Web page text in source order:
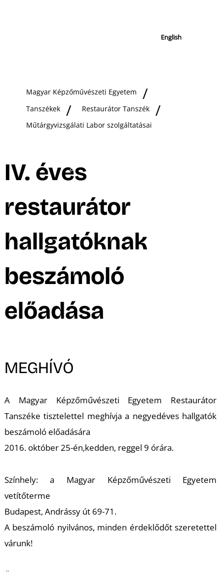
English
Magyar Képzőművészeti Egyetem
Tanszékek
Restaurátor Tanszék
Műtárgyvizsgálati Labor szolgáltatásai
IV. éves
restaurátor
hallgatóknak
beszámoló
előadása
MEGHÍVÓ
A Magyar Képzőművészeti Egyetem Restaurátor
Tanszéke tisztelettel meghívja a negyedéves hallgatók
beszámoló előadására
2016. október 25-én,kedden, reggel 9 órára.
Színhely: a Magyar Képzőművészeti Egyetem
vetítőterme
Budapest, Andrássy út 69-71.
A beszámoló nyilvános, minden érdeklődőt szeretettel
várunk!